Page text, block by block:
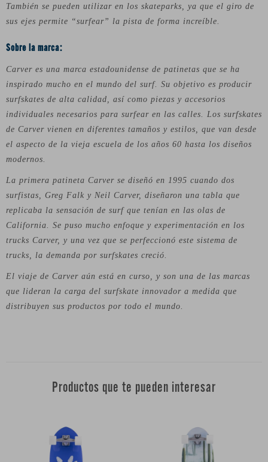
También se pueden utilizar en los skateparks, ya que el giro de
sus ejes permite “surfear” la pista de forma increíble.
Sobre la marca:
Carver es una marca estadounidense de patinetas que se ha
inspirado mucho en el mundo del surf. Su objetivo es producir
surfskates de alta calidad, así como piezas y accesorios
individuales necesarios para surfear en las calles. Los surfskates
de Carver vienen en diferentes tamaños y estilos, que van desde
el aspecto de la vieja escuela de los años 60 hasta los diseños
modernos.
La primera patineta Carver se diseñó en 1995 cuando dos
surfistas, Greg Falk y Neil Carver, diseñaron una tabla que
replicaba la sensación de surf que tenían en las olas de
California. Se puso mucho enfoque y experimentación en los
trucks Carver, y una vez que se perfeccionó este sistema de
trucks, la demanda por surfskates creció.
El viaje de Carver aún está en curso, y son una de las marcas
que lideran la carga del surfskate innovador a medida que
distribuyen sus productos por todo el mundo.
Productos que te pueden interesar